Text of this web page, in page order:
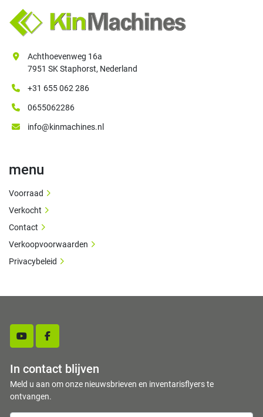
youtubefacebook
In contact blijven
Meld u aan om onze nieuwsbrieven en inventarisflyers te
ontvangen.
Achthoevenweg 16a
7951 SK Staphorst, Nederland
+31 655 062 286
0655062286
info@kinmachines.nl
menu
Voorraad
Verkocht
Contact
Verkoopvoorwaarden
Privacybeleid